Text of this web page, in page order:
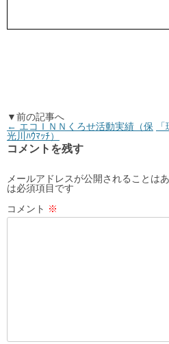
▼前の記事へ
← エコＩＮＮくろせ活動実績（保
光川ﾊｳﾏｯﾁ）
コメントを残す
メールアドレスが公開されることはあ
は必須項目です
コメント ※